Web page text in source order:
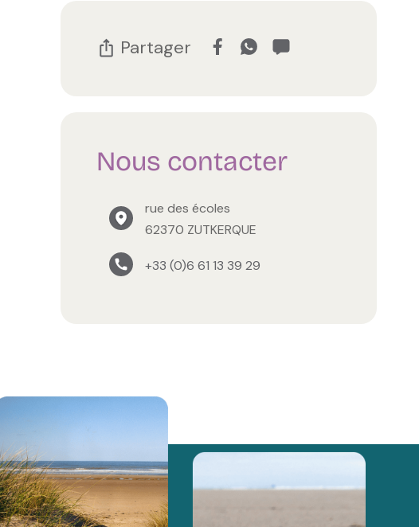
Partager
Nous contacter
rue des écoles
62370 ZUTKERQUE
+33 (0)6 61 13 39 29